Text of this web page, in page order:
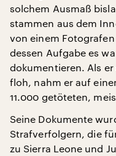
solchem Ausmaß
stammen aus dem
von einem
dessen Aufgabe es
dokumentieren. Als
floh, nahm er auf
11.000 getöteten,
Seine Dokumente
Strafverfolgern, die
zu Sierra Leone und